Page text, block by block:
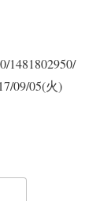
1481802950/
09/05(火)